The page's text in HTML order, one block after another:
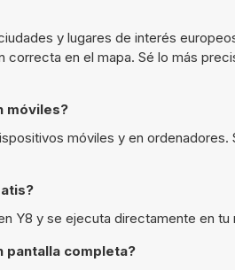
y lugares de interés
en el mapa. Sé lo más
móviles?
móviles y en
Y8 y se ejecuta directamente en tu
pantalla completa?